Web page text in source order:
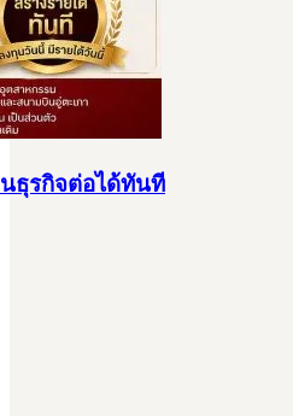
ธุรกิจต่อได้ทันที